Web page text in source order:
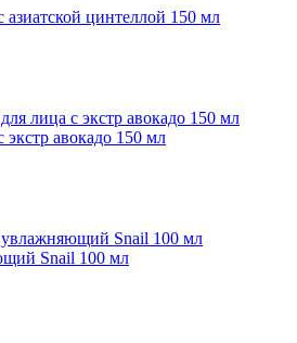
цинтеллой 150 мл
авокадо 150 мл
Snail 100 мл